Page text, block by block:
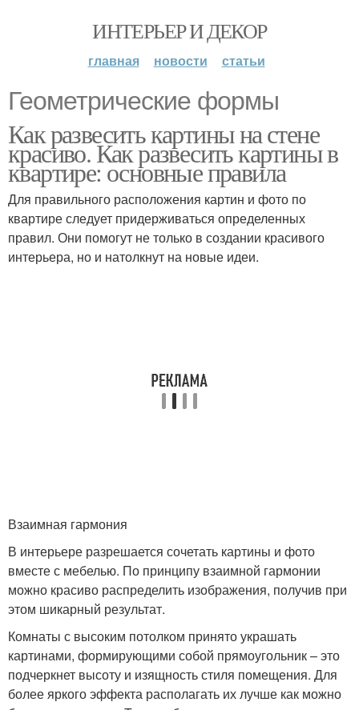
ИНТЕРЬЕР И ДЕКОР
главная новости статьи
Геометрические формы
Как развесить картины на стене
красиво. Как развесить картины в
квартире: основные правила
Для правильного расположения картин и фото по
квартире следует придерживаться определенных
правил. Они помогут не только в создании красивого
интерьера, но и натолкнут на новые идеи.
Взаимная гармония
В интерьере разрешается сочетать картины и фото
вместе с мебелью. По принципу взаимной гармонии
можно красиво распределить изображения, получив при
этом шикарный результат.
Комнаты с высоким потолком принято украшать
картинами, формирующими собой прямоугольник – это
подчеркнет высоту и изящность стиля помещения. Для
более яркого эффекта располагать их лучше как можно